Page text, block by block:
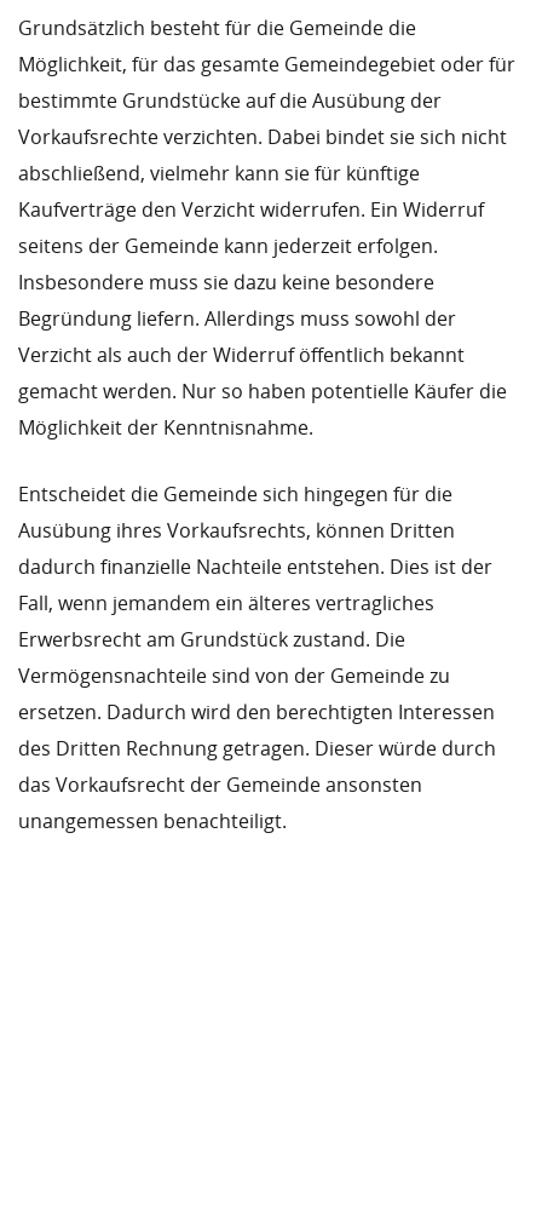
Grundsätzlich besteht für die Gemeinde die
Möglichkeit, für das gesamte Gemeindegebiet oder für
bestimmte Grundstücke auf die Ausübung der
Vorkaufsrechte verzichten. Dabei bindet sie sich nicht
abschließend, vielmehr kann sie für künftige
Kaufverträge den Verzicht widerrufen. Ein Widerruf
seitens der Gemeinde kann jederzeit erfolgen.
Insbesondere muss sie dazu keine besondere
Begründung liefern. Allerdings muss sowohl der
Verzicht als auch der Widerruf öffentlich bekannt
gemacht werden. Nur so haben potentielle Käufer die
Möglichkeit der Kenntnisnahme.
Entscheidet die Gemeinde sich hingegen für die
Ausübung ihres Vorkaufsrechts, können Dritten
dadurch finanzielle Nachteile entstehen. Dies ist der
Fall, wenn jemandem ein älteres vertragliches
Erwerbsrecht am Grundstück zustand. Die
Vermögensnachteile sind von der Gemeinde zu
ersetzen. Dadurch wird den berechtigten Interessen
des Dritten Rechnung getragen. Dieser würde durch
das Vorkaufsrecht der Gemeinde ansonsten
unangemessen benachteiligt.